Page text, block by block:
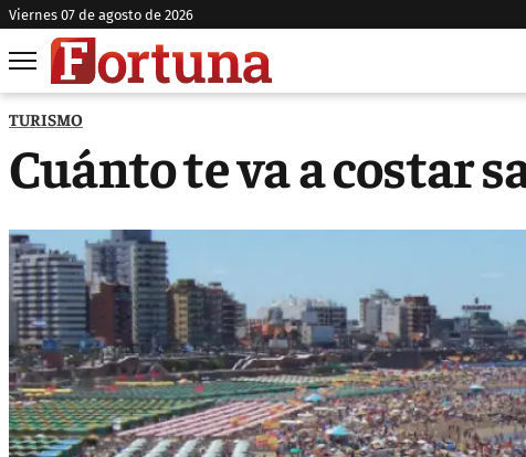
viernes 07 de agosto de 2026
TURISMO
Cuánto te va a costar